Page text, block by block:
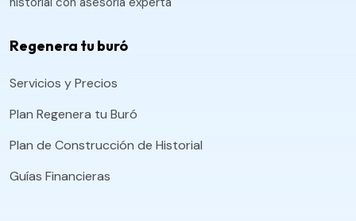
Regenera tu buró
Servicios y Precios
Plan Regenera tu Buró
Plan de Construcción de Historial
Guías Financieras